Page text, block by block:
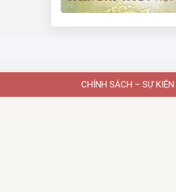
CHÍNH SÁCH – SỰ KIỆN